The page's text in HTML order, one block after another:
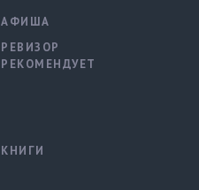
АФИША
РЕВИЗОР
РЕКОМЕНДУЕТ
КНИГИ